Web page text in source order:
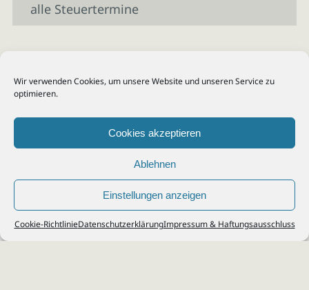
Wir verwenden Cookies, um unsere Website und unseren Service zu
optimieren.
Cookies akzeptieren
Ablehnen
Einstellungen anzeigen
Cookie-RichtlinieDatenschutzerklärungImpressum & Haftungsausschluss
alle Steuertermine
© 2026Steuerberater Kempf, Köln - Steuerberatung Poll, Porz, Deutz, Mülheim,